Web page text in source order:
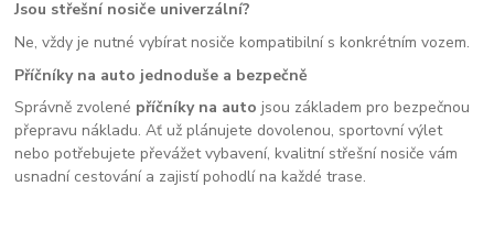
Jsou střešní nosiče univerzální?
Ne, vždy je nutné vybírat nosiče kompatibilní s konkrétním vozem.
Příčníky na auto jednoduše a bezpečně
Správně zvolené příčníky na auto jsou základem pro bezpečnou
přepravu nákladu. Ať už plánujete dovolenou, sportovní výlet
nebo potřebujete převážet vybavení, kvalitní střešní nosiče vám
usnadní cestování a zajistí pohodlí na každé trase.